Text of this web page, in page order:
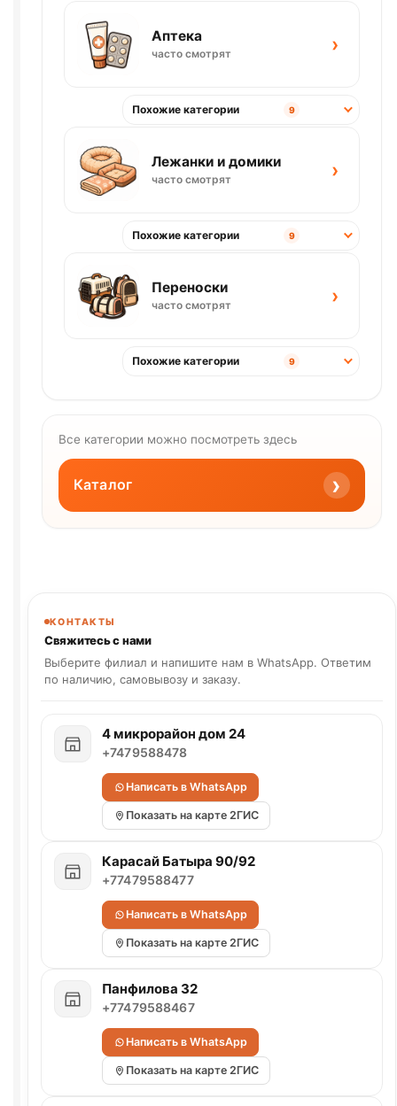
Аптека
часто смотрят ›
Похожие категории 9
Лежанки и домики
часто смотрят ›
Похожие категории 9
Переноски
часто смотрят ›
Похожие категории 9
Все категории можно посмотреть здесь
Каталог ›
КОНТАКТЫ
Свяжитесь с нами
Выберите филиал и напишите нам в WhatsApp. Ответим
по наличию, самовывозу и заказу.
4 микрорайон дом 24
+7479588478
Написать в WhatsApp
Показать на карте 2ГИС
Карасай Батыра 90/92
+77479588477
Написать в WhatsApp
Показать на карте 2ГИС
Панфилова 32
+77479588467
Написать в WhatsApp
Показать на карте 2ГИС